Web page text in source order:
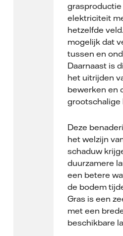
elektriciteit
hetzelfde
mogelijk dat
tussen en
Daarnaast is
het uitrijden
bewerken en
grootschalige
Deze
het welzijn
schaduw
duurzamere
een betere
de bodem
Gras is een
met een
beschikbare